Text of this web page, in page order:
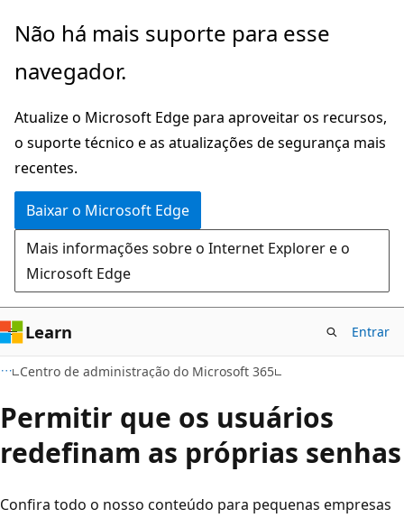
Pular
o
principal
Não há mais suporte para esse
navegador.
Atualize o Microsoft Edge para aproveitar os recursos,
o suporte técnico e as atualizações de segurança mais
recentes.
Baixar o Microsoft Edge
Mais informações sobre o Internet Explorer e o
Microsoft Edge
Learn Entrar
Centro de administração do Microsoft 365
Permitir que os usuários
redefinam as próprias senhas
Confira todo o nosso conteúdo para pequenas empresas